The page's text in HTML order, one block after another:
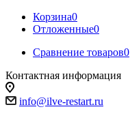
Корзина0
Отложенные0
Сравнение товаров0
Контактная информация
info@ilve-restart.ru